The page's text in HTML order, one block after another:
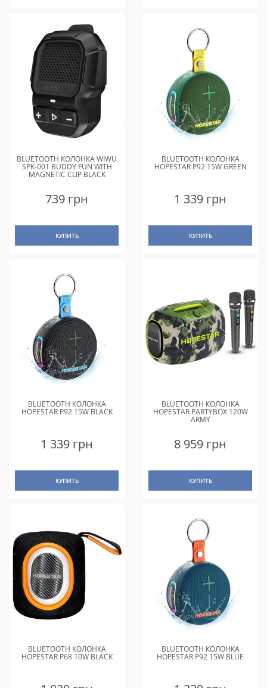
BLUETOOTH КОЛОНКА WIWU
SPK-001 BUDDY FUN WITH
MAGNETIC CLIP BLACK
739 грн
КУПИТЬ
BLUETOOTH КОЛОНКА
HOPESTAR P92 15W GREEN
1 339 грн
КУПИТЬ
BLUETOOTH КОЛОНКА
HOPESTAR P92 15W BLACK
1 339 грн
КУПИТЬ
BLUETOOTH КОЛОНКА
HOPESTAR PARTYBOX 120W
ARMY
8 959 грн
КУПИТЬ
BLUETOOTH КОЛОНКА
HOPESTAR P68 10W BLACK
BLUETOOTH КОЛОНКА
HOPESTAR P92 15W BLUE